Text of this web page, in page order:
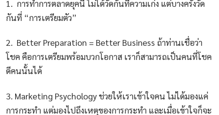
1. การทำการตลาดยุคนี้ ไม่ได้วัดกันที่ความเก่ง แต่บางครั้งวัด
กันที่ “การเตรียมตัว”
2. Better Preparation = Better Business ถ้าท่านเชื่อว่า
โชค คือการเตรียมพร้อมบวกโอกาส เราก็สามารถเป็นคนที่โชค
ดีคนนั้นได้
3. Marketing Psychology ช่วยให้เราเข้าใจคน ไม่ได้มองแค่
การกระทำ แต่มองไปถึงเหตุของการกระทำ และเมื่อเข้าใจก็จะ